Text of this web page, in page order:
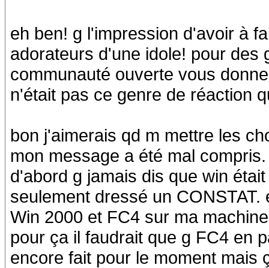
eh ben! g l'impression d'avoir à
adorateurs d'une idole! pour des
communauté ouverte vous
n'était pas ce genre de réaction
bon j'aimerais qd m mettre les
mon message a été mal compris.
d'abord g jamais dis que win
seulement dressé un
Win 2000 et FC4 sur ma
pour ça il faudrait que g FC4 en
encore fait pour le moment mais